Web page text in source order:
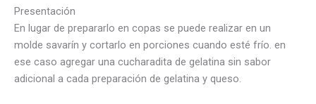
Presentación
En lugar de prepararlo en copas se puede realizar en un
molde savarín y cortarlo en porciones cuando esté frío. en
ese caso agregar una cucharadita de gelatina sin sabor
adicional a cada preparación de gelatina y queso.